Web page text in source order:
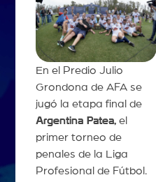
En el Predio Julio
Grondona de AFA se
jugó la etapa final de
Argentina Patea,el
primer torneo de
penales de la Liga
Profesional de Fútbol.